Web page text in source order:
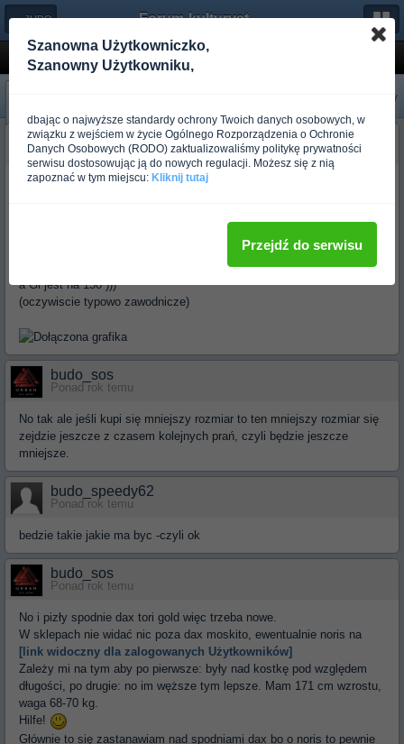
← JUDO Forum-kulturystyka.pl
Gdzie mozna kupic spodnie do gi?
Poprzedni
Następny
»
budo_speedy62
Ponad rok temu
dokladnie tak-czyli wzrost np 180cm -kupujemy na 170
poprosze langusa to wrzuci zdjecie Dax moskito-wzrost osoby 172cm
a Gi jest na 150 )))
(oczywiscie typowo zawodnicze)
budo_sos
Ponad rok temu
No tak ale jeśli kupi się mniejszy rozmiar to ten mniejszy rozmiar się
zejdzie jeszcze z czasem kolejnych prań, czyli będzie jeszcze
mniejsze.
budo_speedy62
Ponad rok temu
bedzie takie jakie ma byc -czyli ok
budo_sos
Ponad rok temu
No i pizły spodnie dax tori gold więc trzeba nowe.
W sklepach nie widać nic poza dax moskito, ewentualnie noris na
[link widoczny dla zalogowanych Użytkowników]
Zależy mi na tym aby po pierwsze: były nad kostkę pod względem
długości, po drugie: no im węższe tym lepsze. Mam 171 cm wzrostu,
waga 68-70 kg.
Hilfe!
Głównie to się zastanawiam nad spodniami dax bo o noris to pewnie
Szanowna Użytkowniczko,
Szanowny Użytkowniku,
dbając o najwyższe standardy ochrony Twoich danych osobowych, w
związku z wejściem w życie Ogólnego Rozporządzenia o Ochronie
Danych Osobowych (RODO) zaktualizowaliśmy politykę prywatności
serwisu dostosowując ją do nowych regulacji. Możesz się z nią
zapoznać w tym miejscu: Kliknij tutaj
Przejdź do serwisu